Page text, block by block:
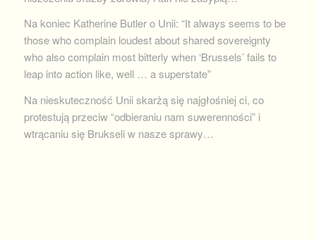
Na koniec Katherine Butler o Unii: “It always seems to be
those who complain loudest about shared sovereignty
who also complain most bitterly when ‘Brussels’ fails to
leap into action like, well … a superstate”
Na nieskuteczność Unii skarżą się najgłośniej ci, co
protestują przeciw “odbieraniu nam suwerenności” i
wtrącaniu się Brukseli w nasze sprawy…